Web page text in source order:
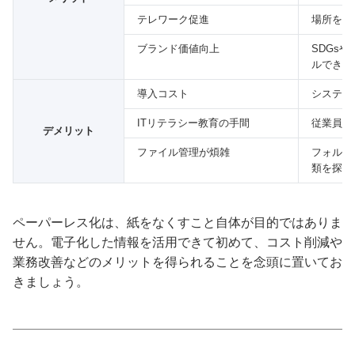
テレワーク促進 場所を
ブランド価値向上
SDGsや
ルできる
デメリット
導入コスト システ
ITリテラシー教育の手間 従業員
ファイル管理が煩雑
フォル
類を探
ペーパーレス化は、紙をなくすこと自体が目的ではありま
せん。電子化した情報を活用できて初めて、コスト削減や
業務改善などのメリットを得られることを念頭に置いてお
きましょう。